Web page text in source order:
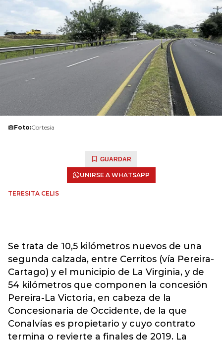
Foto:Cortesía
GUARDAR
UNIRSE A WHATSAPP
TERESITA CELIS
Se trata de 10,5 kilómetros nuevos de una
segunda calzada, entre Cerritos (vía Pereira-
Cartago) y el municipio de La Virginia, y de
54 kilómetros que componen la concesión
Pereira-La Victoria, en cabeza de la
Concesionaria de Occidente, de la que
Conalvías es propietario y cuyo contrato
termina o revierte a finales de 2019. La